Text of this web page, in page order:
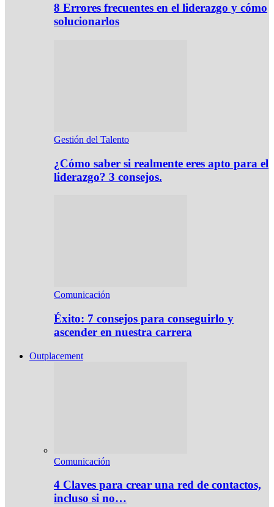
8 Errores frecuentes en el liderazgo y cómo
solucionarlos
Gestión del Talento
¿Cómo saber si realmente eres apto para el
liderazgo? 3 consejos.
Comunicación
Éxito: 7 consejos para conseguirlo y
ascender en nuestra carrera
Outplacement
Comunicación
4 Claves para crear una red de contactos,
incluso si no…